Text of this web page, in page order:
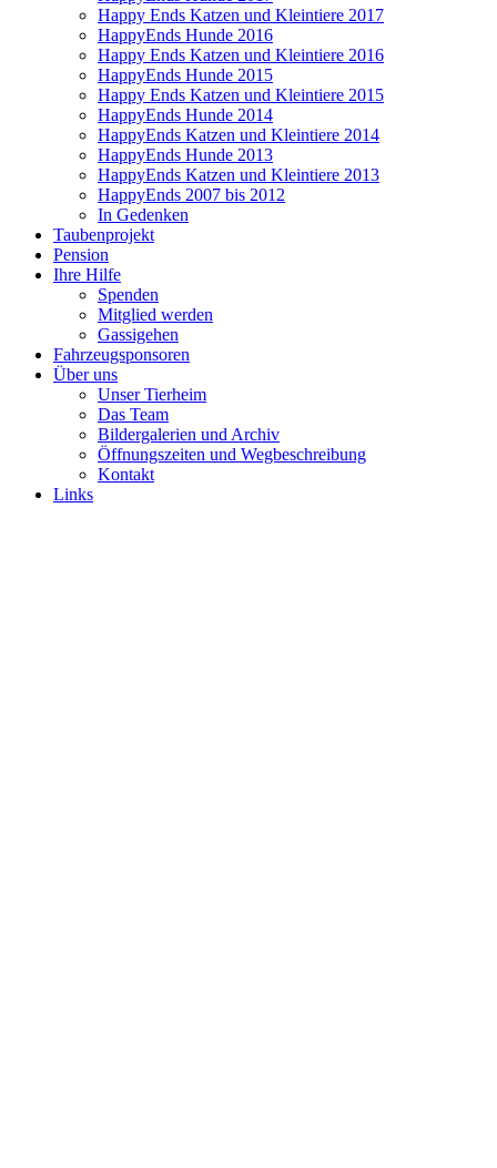
Happy Ends Katzen und Kleintiere 2017
HappyEnds Hunde 2016
Happy Ends Katzen und Kleintiere 2016
HappyEnds Hunde 2015
Happy Ends Katzen und Kleintiere 2015
HappyEnds Hunde 2014
HappyEnds Katzen und Kleintiere 2014
HappyEnds Hunde 2013
HappyEnds Katzen und Kleintiere 2013
HappyEnds 2007 bis 2012
In Gedenken
Taubenprojekt
Pension
Ihre Hilfe
Spenden
Mitglied werden
Gassigehen
Fahrzeugsponsoren
Über uns
Unser Tierheim
Das Team
Bildergalerien und Archiv
Öffnungszeiten und Wegbeschreibung
Kontakt
Links